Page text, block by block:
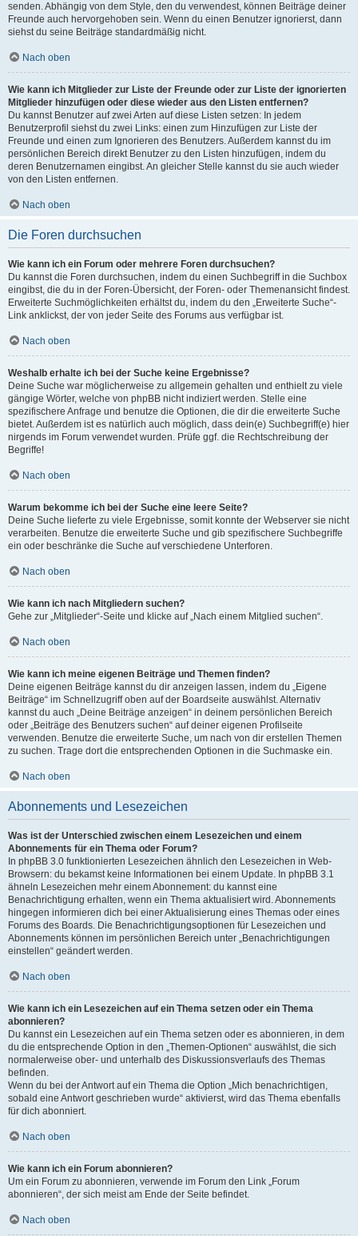
senden. Abhängig von dem Style, den du verwendest, können Beiträge deiner
Freunde auch hervorgehoben sein. Wenn du einen Benutzer ignorierst, dann
siehst du seine Beiträge standardmäßig nicht.
Nach oben
Wie kann ich Mitglieder zur Liste der Freunde oder zur Liste der ignorierten
Mitglieder hinzufügen oder diese wieder aus den Listen entfernen?
Du kannst Benutzer auf zwei Arten auf diese Listen setzen: In jedem
Benutzerprofil siehst du zwei Links: einen zum Hinzufügen zur Liste der
Freunde und einen zum Ignorieren des Benutzers. Außerdem kannst du im
persönlichen Bereich direkt Benutzer zu den Listen hinzufügen, indem du
deren Benutzernamen eingibst. An gleicher Stelle kannst du sie auch wieder
von den Listen entfernen.
Nach oben
Die Foren durchsuchen
Wie kann ich ein Forum oder mehrere Foren durchsuchen?
Du kannst die Foren durchsuchen, indem du einen Suchbegriff in die Suchbox
eingibst, die du in der Foren-Übersicht, der Foren- oder Themenansicht findest.
Erweiterte Suchmöglichkeiten erhältst du, indem du den „Erweiterte Suche“-
Link anklickst, der von jeder Seite des Forums aus verfügbar ist.
Nach oben
Weshalb erhalte ich bei der Suche keine Ergebnisse?
Deine Suche war möglicherweise zu allgemein gehalten und enthielt zu viele
gängige Wörter, welche von phpBB nicht indiziert werden. Stelle eine
spezifischere Anfrage und benutze die Optionen, die dir die erweiterte Suche
bietet. Außerdem ist es natürlich auch möglich, dass dein(e) Suchbegriff(e) hier
nirgends im Forum verwendet wurden. Prüfe ggf. die Rechtschreibung der
Begriffe!
Nach oben
Warum bekomme ich bei der Suche eine leere Seite?
Deine Suche lieferte zu viele Ergebnisse, somit konnte der Webserver sie nicht
verarbeiten. Benutze die erweiterte Suche und gib spezifischere Suchbegriffe
ein oder beschränke die Suche auf verschiedene Unterforen.
Nach oben
Wie kann ich nach Mitgliedern suchen?
Gehe zur „Mitglieder“-Seite und klicke auf „Nach einem Mitglied suchen“.
Nach oben
Wie kann ich meine eigenen Beiträge und Themen finden?
Deine eigenen Beiträge kannst du dir anzeigen lassen, indem du „Eigene
Beiträge“ im Schnellzugriff oben auf der Boardseite auswählst. Alternativ
kannst du auch „Deine Beiträge anzeigen“ in deinem persönlichen Bereich
oder „Beiträge des Benutzers suchen“ auf deiner eigenen Profilseite
verwenden. Benutze die erweiterte Suche, um nach von dir erstellen Themen
zu suchen. Trage dort die entsprechenden Optionen in die Suchmaske ein.
Nach oben
Abonnements und Lesezeichen
Was ist der Unterschied zwischen einem Lesezeichen und einem
Abonnements für ein Thema oder Forum?
In phpBB 3.0 funktionierten Lesezeichen ähnlich den Lesezeichen in Web-
Browsern: du bekamst keine Informationen bei einem Update. In phpBB 3.1
ähneln Lesezeichen mehr einem Abonnement: du kannst eine
Benachrichtigung erhalten, wenn ein Thema aktualisiert wird. Abonnements
hingegen informieren dich bei einer Aktualisierung eines Themas oder eines
Forums des Boards. Die Benachrichtigungsoptionen für Lesezeichen und
Abonnements können im persönlichen Bereich unter „Benachrichtigungen
einstellen“ geändert werden.
Nach oben
Wie kann ich ein Lesezeichen auf ein Thema setzen oder ein Thema
abonnieren?
Du kannst ein Lesezeichen auf ein Thema setzen oder es abonnieren, in dem
du die entsprechende Option in den „Themen-Optionen“ auswählst, die sich
normalerweise ober- und unterhalb des Diskussionsverlaufs des Themas
befinden.
Wenn du bei der Antwort auf ein Thema die Option „Mich benachrichtigen,
sobald eine Antwort geschrieben wurde“ aktivierst, wird das Thema ebenfalls
für dich abonniert.
Nach oben
Wie kann ich ein Forum abonnieren?
Um ein Forum zu abonnieren, verwende im Forum den Link „Forum
abonnieren“, der sich meist am Ende der Seite befindet.
Nach oben